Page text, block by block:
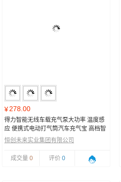
¥278.00
得力智能无线车载充气泵大功率 温度感
应 便携式电动打气筒汽车充气宝 高档智
能全屏触摸屏
恒创未来实业集团有限公司
成交量 0 评价 0